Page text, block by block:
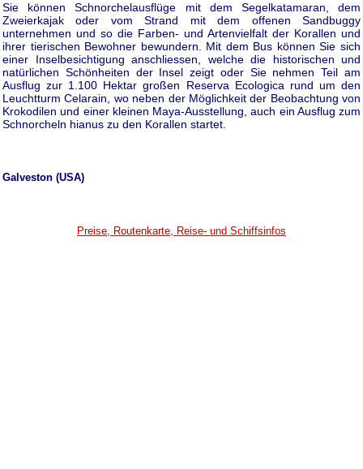
Sie können Schnorchelausflüge mit dem Segelkatamaran, dem
Zweierkajak oder vom Strand mit dem offenen Sandbuggy
unternehmen und so die Farben- und Artenvielfalt der Korallen und
ihrer tierischen Bewohner bewundern. Mit dem Bus können Sie sich
einer Inselbesichtigung anschliessen, welche die historischen und
natürlichen Schönheiten der Insel zeigt oder Sie nehmen Teil am
Ausflug zur 1.100 Hektar großen Reserva Ecologica rund um den
Leuchtturm Celarain, wo neben der Möglichkeit der Beobachtung von
Krokodilen und einer kleinen Maya-Ausstellung, auch ein Ausflug zum
Schnorcheln hianus zu den Korallen startet.
Galveston (USA)
Preise, Routenkarte, Reise- und Schiffsinfos